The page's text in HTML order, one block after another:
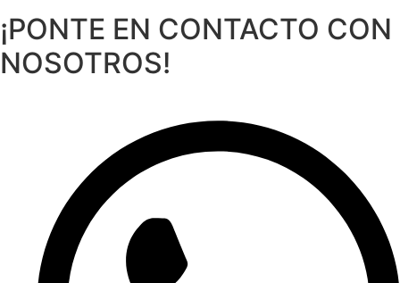
¡PONTE EN CONTACTO CON
NOSOTROS!